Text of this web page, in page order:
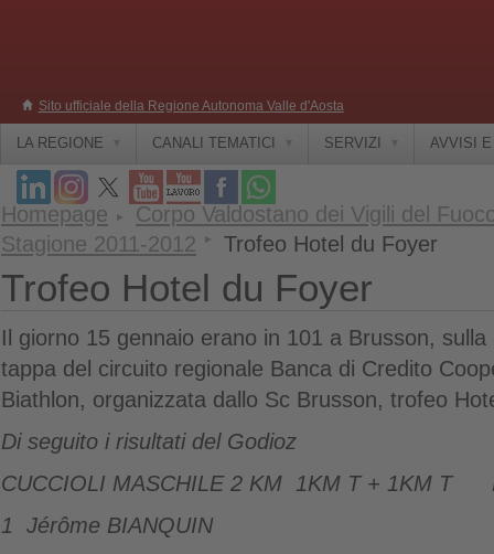
Sito ufficiale della Regione Autonoma Valle d'Aosta
LA REGIONE CANALI TEMATICI SERVIZI AVVISI
Homepage
Corpo Valdostano dei Vigili del
Stagione 2011-2012
Trofeo Hotel du Foyer
Trofeo Hotel du Foyer
Il giorno 15 gennaio erano in 101 a Brusson,
tappa del circuito regionale Banca di Credito
Biathlon, organizzata dallo Sc Brusson, trofeo
Di seguito i risultati del Godioz
CUCCIOLI MASCHILE 2 KM 1KM T + 1KM T
1 Jérôme BIANQUIN